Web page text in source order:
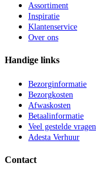
Assortiment
Inspiratie
Klantenservice
Over ons
Handige links
Bezorginformatie
Bezorgkosten
Afwaskosten
Betaalinformatie
Veel gestelde vragen
Adesta Verhuur
Contact